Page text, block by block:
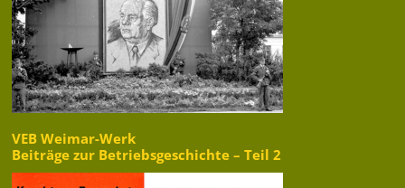
VEB Weimar-Werk
Beiträge zur Betriebsgeschichte – Teil 2